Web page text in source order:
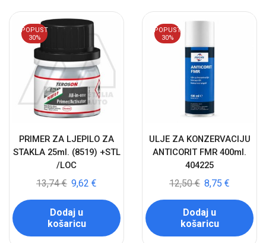
POPUST
30%
PRIMER ZA LJEPILO ZA
STAKLA 25ml. (8519) +STL
/LOC
13,74€ 9,62 €
Dodaj u
košaricu
POPUST
30%
ULJE ZA KONZERVACIJU
ANTICORIT FMR 400ml.
404225
12,50€ 8,75 €
Dodaj u
košaricu